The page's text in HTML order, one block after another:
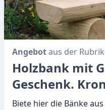
Angebotaus der Rubrik
Holzbank mit
Geschenk.
Biete hier die Bänke